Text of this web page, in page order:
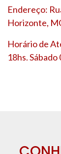
Endereço:
Horizonte,
Horário de
18hs. Sábado